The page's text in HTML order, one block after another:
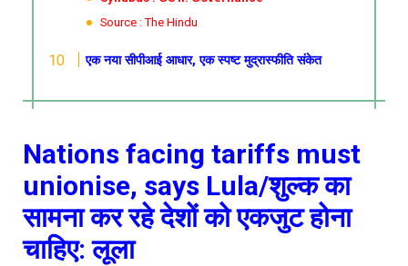
Source : The Hindu
एक नया सीपीआई आधार, एक स्पष्ट मुद्रास्फीति संकेत
Nations facing tariffs must
unionise, says Lula/शुल्क का
सामना कर रहे देशों को एकजुट होना
चाहिए: लूला